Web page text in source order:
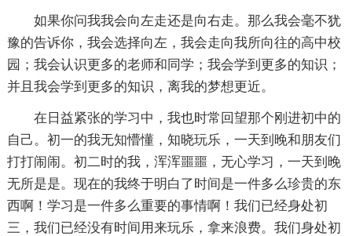
如果你问我我会向左走还是向右走。那么我会毫不犹
豫的告诉你，我会选择向左，我会走向我所向往的高中校
园；我会认识更多的老师和同学；我会学到更多的知识；
并且我会学到更多的知识，离我的梦想更近。
在日益紧张的学习中，我也时常回望那个刚进初中的
自己。初一的我无知懵懂，知晓玩乐，一天到晚和朋友们
打打闹闹。初二时的我，浑浑噩噩，无心学习，一天到晚
无所是是。现在的我终于明白了时间是一件多么珍贵的东
西啊！学习是一件多么重要的事情啊！我们已经身处初
三，我们已经没有时间用来玩乐，拿来浪费。我们身处初